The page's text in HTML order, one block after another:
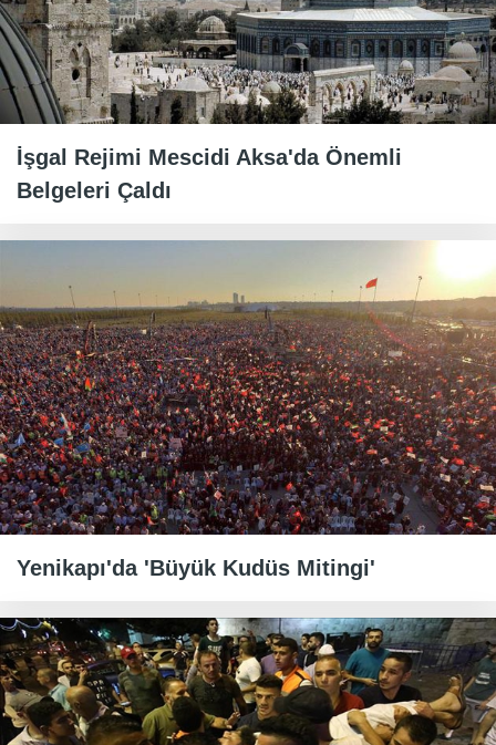
İşgal Rejimi Mescidi Aksa'da Önemli
Belgeleri Çaldı
Yenikapı'da 'Büyük Kudüs Mitingi'